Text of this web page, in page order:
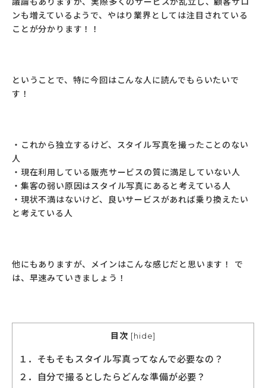
ンも増えているようで、やはり業界としては注目されている
ことが分かります！！
ということで、特に今回はこんな人に読んでもらいたいで
す！
・これから独立するけど、スタイル写真を撮ったことのない
人
・現在利用している販売サービスの質に満足していない人
・集客の弱い原因はスタイル写真にあると考えている人
・現状不満はないけど、良いサービスがあれば乗り換えたい
と考えている人
他にもありますが、メインはこんな感じだと思います！ で
は、早速みていきましょう！
目次 [hide]
１．そもそもスタイル写真ってなんで必要なの？
２．自分で撮るとしたらどんな準備が必要？